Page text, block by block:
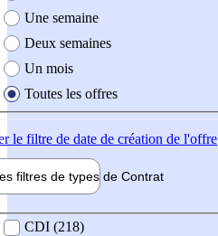
Une semaine
Deux semaines
Un mois
Toutes les offres
le filtre de date de création de l'offre
filtres de types de Contrat
contrat
CDI (218)